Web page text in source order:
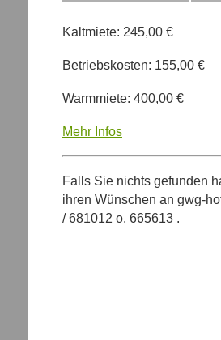
Kaltmiete: 245,00 €
Betriebskosten: 155,00 €
Warmmiete: 400,00 €
Mehr Infos
Falls Sie nichts gefunden
ihren Wünschen an gwg-
/ 681012 o. 665613 .